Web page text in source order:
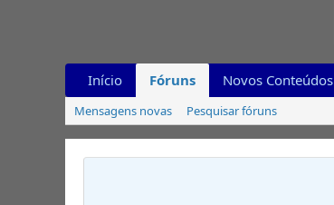
Início Fóruns Novos Conteúdos
Mensagens novas Pesquisar fóruns